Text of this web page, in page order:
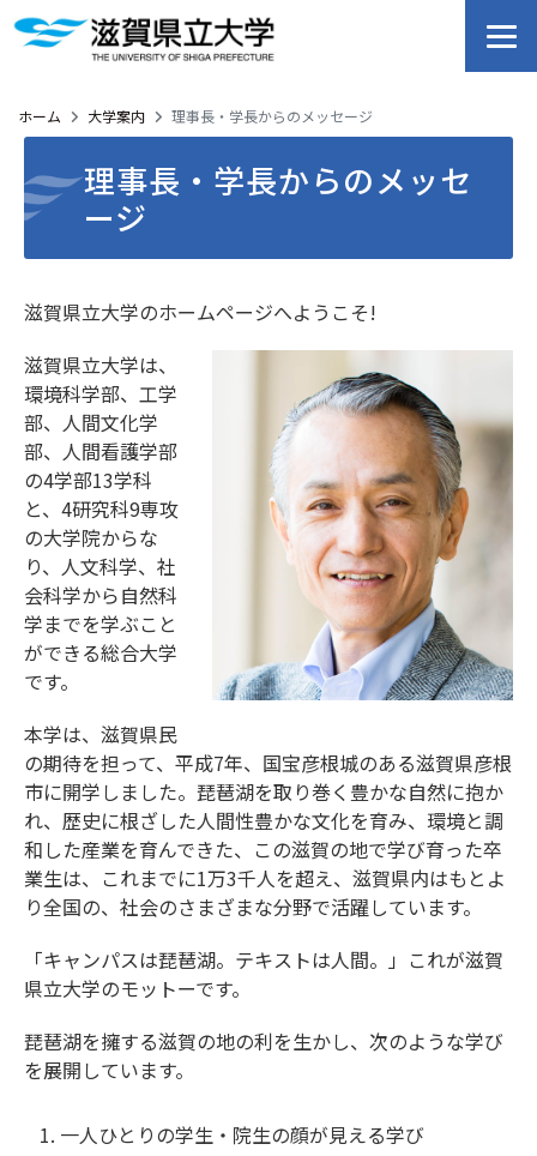
ホーム 大学案内 理事長・学長からのメッセージ
理事長・学長からのメッセ
ージ
滋賀県立大学のホームページへようこそ!
滋賀県立大学は、
環境科学部、工学
部、人間文化学
部、人間看護学部
の4学部13学科
と、4研究科9専攻
の大学院からな
り、人文科学、社
会科学から自然科
学までを学ぶこと
ができる総合大学
です。
本学は、滋賀県民
の期待を担って、平成7年、国宝彦根城のある滋賀県彦根
市に開学しました。琵琶湖を取り巻く豊かな自然に抱か
れ、歴史に根ざした人間性豊かな文化を育み、環境と調
和した産業を育んできた、この滋賀の地で学び育った卒
業生は、これまでに1万3千人を超え、滋賀県内はもとよ
り全国の、社会のさまざまな分野で活躍しています。
「キャンパスは琵琶湖。テキストは人間。」これが滋賀
県立大学のモットーです。
琵琶湖を擁する滋賀の地の利を生かし、次のような学び
を展開しています。
一人ひとりの学生・院生の顔が見える学び